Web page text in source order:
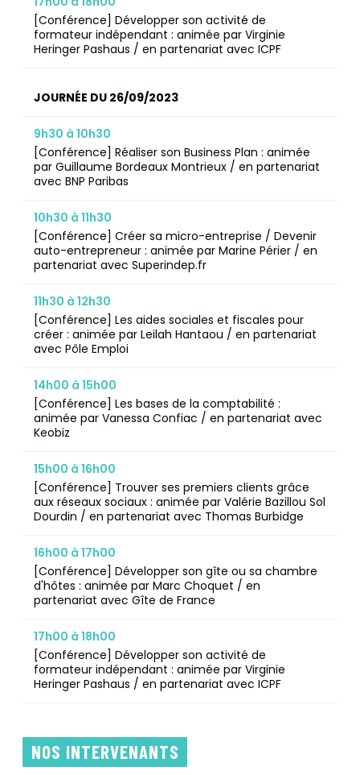
[Conférence] Développer son activité de
formateur indépendant : animée par Virginie
Heringer Pashaus / en partenariat avec ICPF
JOURNÉE DU 26/09/2023
9h30 à 10h30
[Conférence] Réaliser son Business Plan : animée
par Guillaume Bordeaux Montrieux / en partenariat
avec BNP Paribas
10h30 à 11h30
[Conférence] Créer sa micro-entreprise / Devenir
auto-entrepreneur : animée par Marine Périer / en
partenariat avec Superindep.fr
11h30 à 12h30
[Conférence] Les aides sociales et fiscales pour
créer : animée par Leilah Hantaou / en partenariat
avec Pôle Emploi
14h00 à 15h00
[Conférence] Les bases de la comptabilité :
animée par Vanessa Confiac / en partenariat avec
Keobiz
15h00 à 16h00
[Conférence] Trouver ses premiers clients grâce
aux réseaux sociaux : animée par Valérie Bazillou Sol
Dourdin / en partenariat avec Thomas Burbidge
16h00 à 17h00
[Conférence] Développer son gîte ou sa chambre
d'hôtes : animée par Marc Choquet / en
partenariat avec Gîte de France
17h00 à 18h00
[Conférence] Développer son activité de
formateur indépendant : animée par Virginie
Heringer Pashaus / en partenariat avec ICPF
NOS INTERVENANTS